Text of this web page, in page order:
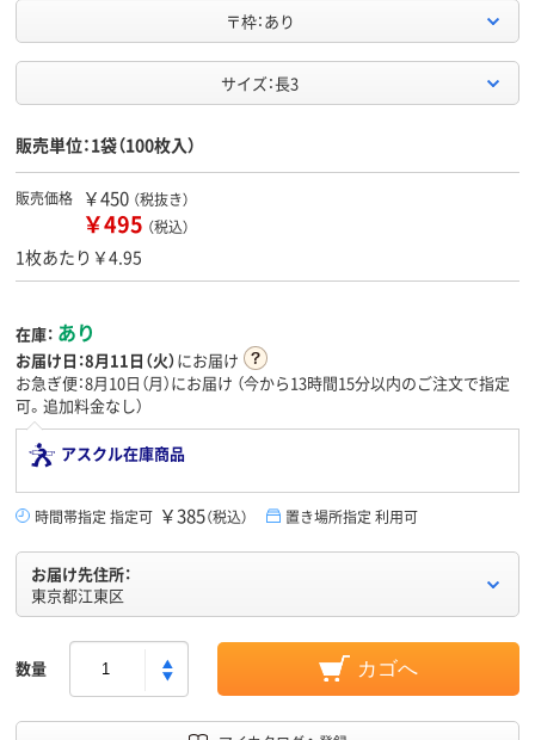
〒枠：あり
サイズ：長3
販売単位：1袋（100枚入）
販売価格 ￥450 （税抜き）
￥495 （税込）
1枚あたり￥4.95
在庫： あり
お届け日：8月11日（火）にお届け
お急ぎ便：8月10日（月）にお届け （今から13時間15分以内のご注文で指定
可。追加料金なし）
アスクル在庫商品
時間帯指定 指定可 ￥385（税込） 置き場所指定 利用可
お届け先住所：
東京都江東区
数量 カゴへ